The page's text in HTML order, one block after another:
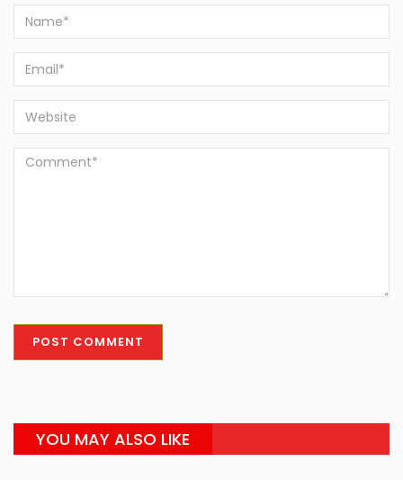
YOU MAY ALSO LIKE